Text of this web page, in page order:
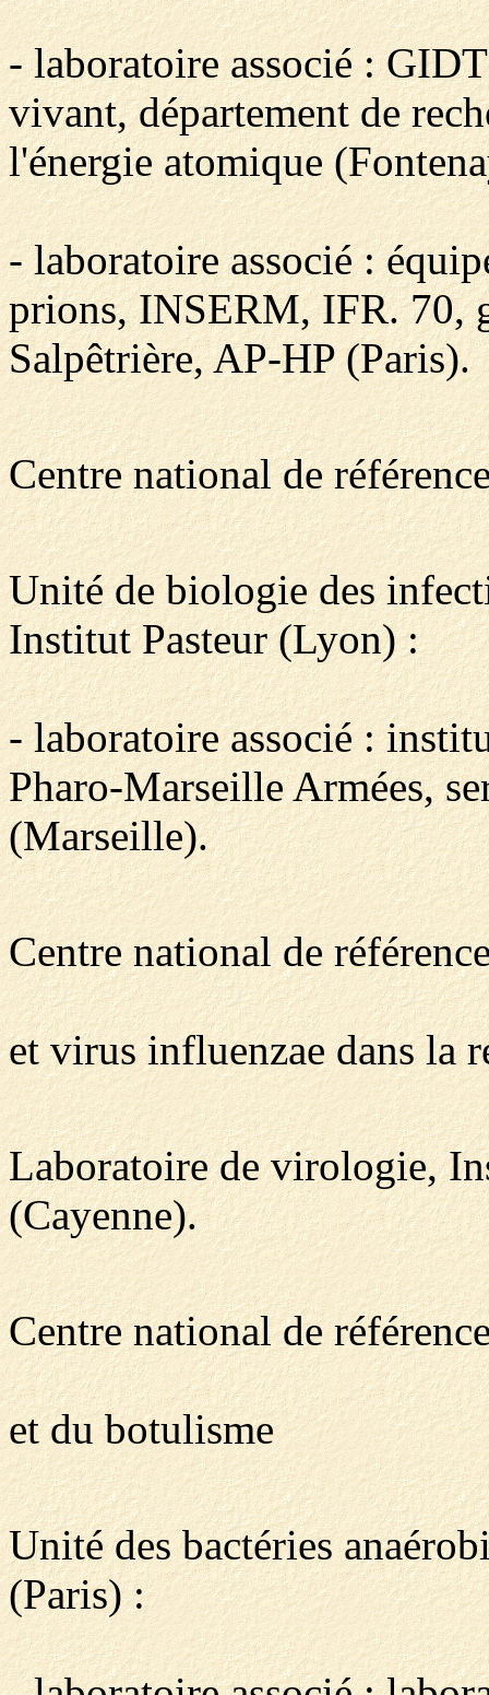
- laboratoire associé :
vivant, département de
l'énergie atomique
- laboratoire associé :
prions, INSERM, IFR. 70,
Salpêtrière, AP-HP (Paris).
Centre national de
Unité de biologie des
Institut Pasteur (Lyon) :
- laboratoire associé :
Pharo-Marseille Armées,
(Marseille).
Centre national de
et virus influenzae dans la
Laboratoire de virologie,
(Cayenne).
Centre national de
et du botulisme
Unité des bactéries
(Paris) :